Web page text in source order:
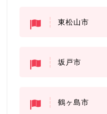
東松山市
坂戸市
鶴ヶ島市